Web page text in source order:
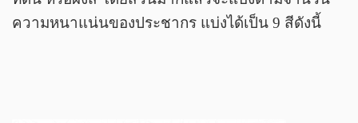
ความหนาแน่นของประชากร แบ่งได้เป็น 9 สีดังนี้